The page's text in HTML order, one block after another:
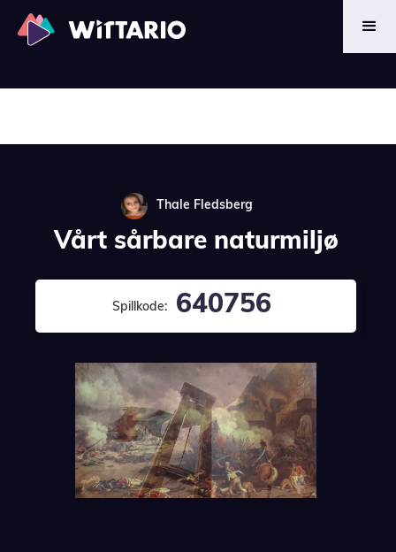
Thale Fledsberg
Vårt sårbare naturmiljø
Spillkode: 640756